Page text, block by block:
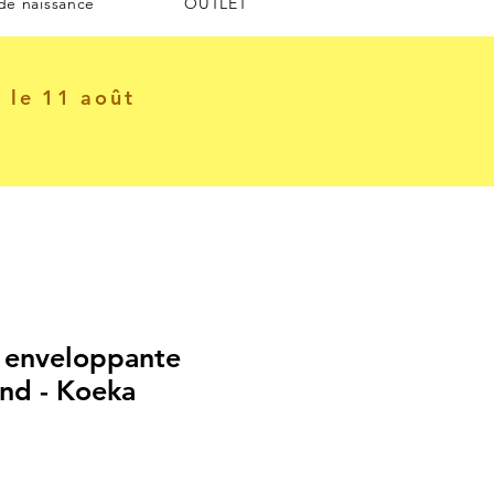
le 11 août
- Koeka